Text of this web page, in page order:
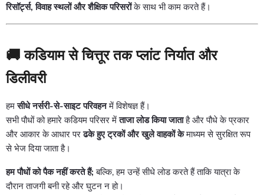
रिसॉर्ट्स, विवाह स्थलों और शैक्षिक परिसरोंके साथ भी काम करते हैं।
🚚कडियाम से चित्तूर तक प्लांट निर्यात और
डिलीवरी
हमसीधे नर्सरी-से-साइट परिवहनमें विशेषज्ञ हैं।
सभी पौधों को हमारे कडियम परिसर मेंताजा लोड किया जाताहै और पौधे के प्रकार
और आकार के आधार परढके हुए ट्रकों और खुले वाहकों केमाध्यम से सुरक्षित रूप
से भेज दिया जाता है।
हम पौधों को पैक नहीं करते हैं; बल्कि, हम उन्हें सीधे लोड करते हैं ताकि यात्रा के
दौरान ताजगी बनी रहे और घुटन न हो।